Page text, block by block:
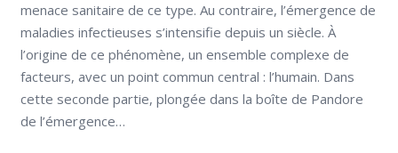
menace sanitaire de ce type. Au contraire, l’émergence de
maladies infectieuses s’intensifie depuis un siècle. À
l’origine de ce phénomène, un ensemble complexe de
facteurs, avec un point commun central : l’humain. Dans
cette seconde partie, plongée dans la boîte de Pandore
de l’émergence…